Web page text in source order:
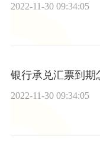
2022-11-30 09:34:05
银行承兑汇票到期
2022-11-30 09:34:05